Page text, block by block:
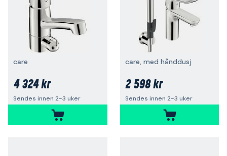
care
4 324 kr
Sendes innen 2-3 uker
care, med hånddusj
2 598 kr
Sendes innen 2-3 uker